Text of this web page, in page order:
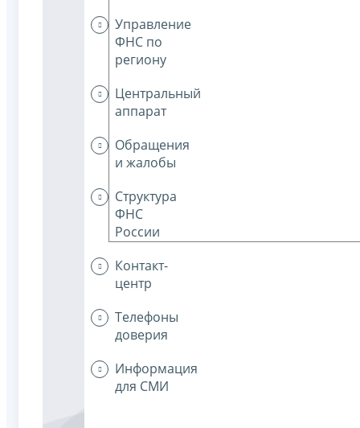
Управление
ФНС по
региону
Центральный
аппарат
Обращения
и жалобы
Структура
ФНС
России
Контакт-
центр
Телефоны
доверия
Информация
для СМИ